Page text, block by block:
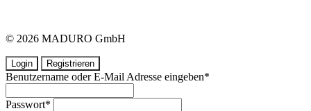
© 2026 MADURO GmbH
Login Registrieren
Benutzername oder E-Mail Adresse eingeben*
Passwort*